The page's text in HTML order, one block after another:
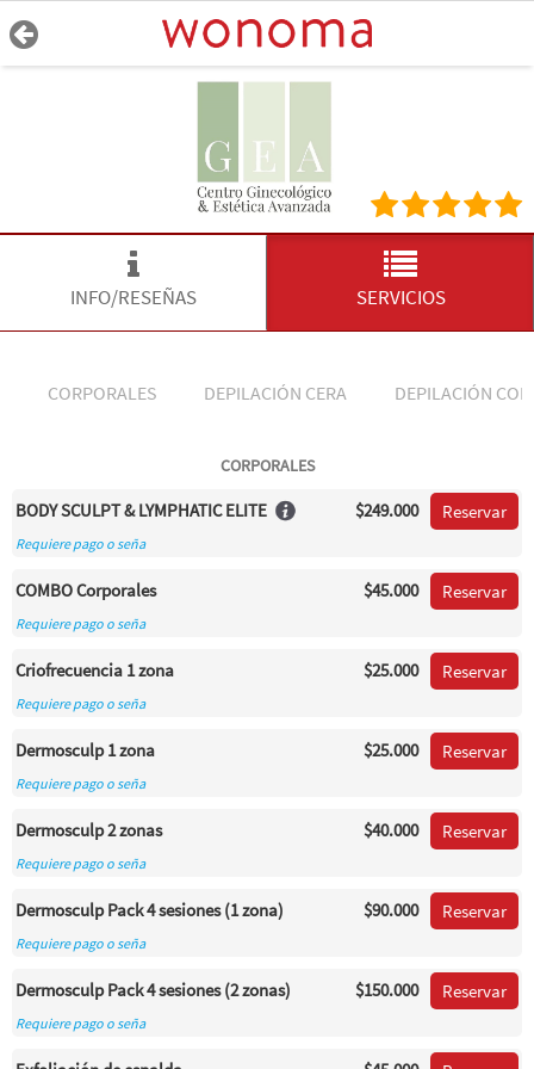
INFO/RESEÑAS SERVICIOS
CORPORALES DEPILACIÓN CERA DEPILACIÓN
CORPORALES
BODY SCULPT & LYMPHATIC ELITE $249.000 Reservar
Requiere pago o seña
COMBO Corporales $45.000 Reservar
Requiere pago o seña
Criofrecuencia 1 zona $25.000 Reservar
Requiere pago o seña
Dermosculp 1 zona $25.000 Reservar
Requiere pago o seña
Dermosculp 2 zonas $40.000 Reservar
Requiere pago o seña
Dermosculp Pack 4 sesiones (1 zona) $90.000 Reservar
Requiere pago o seña
Dermosculp Pack 4 sesiones (2 zonas) $150.000 Reservar
Requiere pago o seña